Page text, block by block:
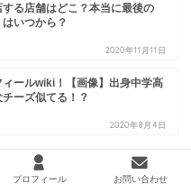
る店舗はどこ？本当に最後の
はいつから？
2020年11月11日
ールwiki！【画像】出身中学高
ーズ似てる！？
2020年8月4日
プロフィール お問い合わせ